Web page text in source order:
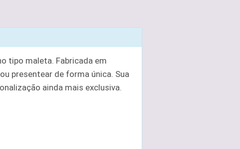
tipo maleta. Fabricada em
presentear de forma única. Sua
ainda mais exclusiva.